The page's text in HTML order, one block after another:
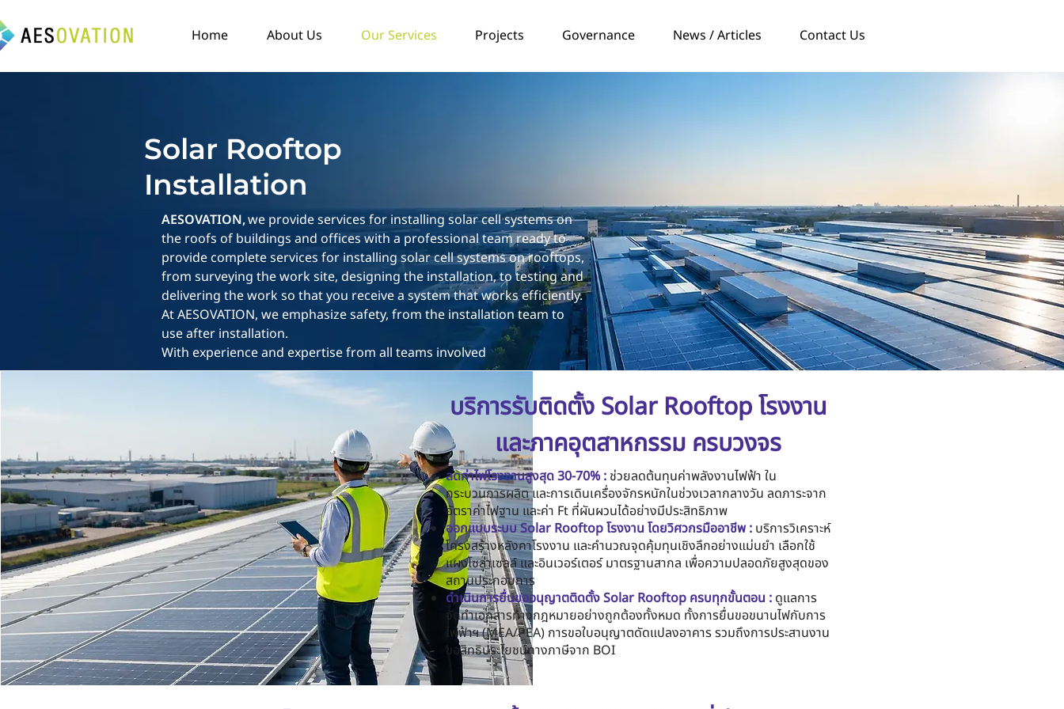
Home About Us Our Services Projects Governance News / Articles Contact Us
Solar Rooftop
Installation
AESOVATION,we provide services for installing solar cell systems on
the roofs of buildings and offices with a professional team ready to
provide complete services for installing solar cell systems on rooftops,
from surveying the work site, designing the installation, to testing and
delivering the work so that you receive a system that works efficiently.
At AESOVATION, we emphasize safety, from the installation team to
use after installation.
With experience and expertise from all teams involved
บริการรับติดตั้ง Solar Rooftop โรงงาน
และภาคอุตสาหกรรม ครบวงจร
ลดค่าไฟโรงงานสูงสุด 30-70% :ช่วยลดต้นทุนค่าพลังงานไฟฟ้า ใน
กระบวนการผลิต และการเดินเครื่องจักรหนักในช่วงเวลากลางวัน ลดภาระจาก
อัตราค่าไฟฐาน และค่า Ft ที่ผันผวนได้อย่างมีประสิทธิภาพ
ออกแบบระบบ Solar Rooftop โรงงาน โดยวิศวกรมืออาชีพ :บริการวิเคราะห์
โครงสร้างหลังคาโรงงาน และคำนวณจุดคุ้มทุนเชิงลึกอย่างแม่นยำ เลือกใช้
แผงโซล่าเซลล์ และอินเวอร์เตอร์ มาตรฐานสากล เพื่อความปลอดภัยสูงสุดของ
สถานประกอบการ
ดำเนินการยื่นขออนุญาตติดตั้ง Solar Rooftop ครบทุกขั้นตอน :ดูแลการ
จัดทำเอกสารทางกฎหมายอย่างถูกต้องทั้งหมด ทั้งการยื่นขอขนานไฟกับการ
ไฟฟ้าฯ (MEA/PEA) การขอใบอนุญาตดัดแปลงอาคาร รวมถึงการประสานงาน
ขอสิทธิประโยชน์ทางภาษีจาก BOI